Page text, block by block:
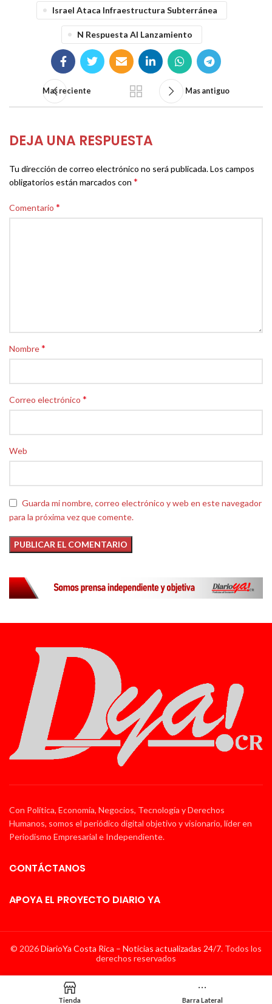
Israel Ataca Infraestructura Subterránea
N Respuesta Al Lanzamiento
Mas reciente Mas antiguo
DEJA UNA RESPUESTA
Tu dirección de correo electrónico no será publicada.Los campos
obligatorios están marcados con *
Comentario *
Nombre*
Correo electrónico *
Web
Guarda mi nombre, correo electrónico y web en este navegador
para la próxima vez que comente.
Con Política, Economía, Negocios, Tecnología y Derechos
Humanos, somos el periódico digital objetivo y visionario, líder en
Periodismo Empresarial e Independiente.
CONTÁCTANOS
APOYA EL PROYECTO DIARIO YA
© 2026DiarioYa Costa Rica – Noticias actualizadas 24/7. Todos los
derechos reservados
Tienda Barra Lateral